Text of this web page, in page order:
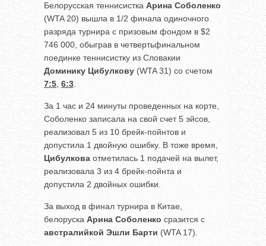
Белорусская теннисистка Арина Соболенко
(WTA 20) вышла в 1/2 финала одиночного
разряда турнира с призовым фондом в $2
746 000, обыграв в четвертьфинальном
поединке теннисистку из Словакии
Доминику Цибулкову (WTA 31) со счетом
7:5, 6:3.
За 1 час и 24 минуты проведенных на корте,
Соболенко записала на свой счет 5 эйсов,
реализовал 5 из 10 брейк-пойнтов и
допустила 1 двойную ошибку. В тоже время,
Цибулкова отметилась 1 подачей на вылет,
реализовала 3 из 4 брейк-пойнта и
допустила 2 двойных ошибки.
За выход в финал турнира в Китае,
белоруска Арина Соболенко сразится с
австралийкой Эшли Барти (WTA 17).